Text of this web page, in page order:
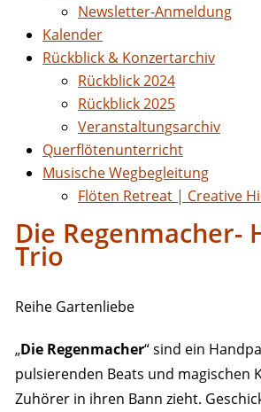
Newsletter-Anmeldung
Kalender
Rückblick & Konzertarchiv
Rückblick 2024
Rückblick 2025
Veranstaltungsarchiv
Querflötenunterricht
Musische Wegbegleitung
Flöten Retreat | Creative
Die Regenmacher-
Trio
Reihe Gartenliebe
„Die Regenmacher“ sind ein
pulsierenden Beats und magischen
Zuhörer in ihren Bann zieht.